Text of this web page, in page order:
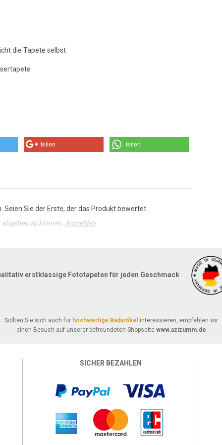
die Tapete selbst
teilen teilen
Sie der Erste, der das Produkt bewertet.
zu können. Anmelden
erstklassige Fototapeten für jeden Geschmack
Sollten Sie sich auch für hochwertige Badartikel interessieren, empfehlen wir
einen Besuch auf unserer befreundeten Shopseite www.azizumm.de
SICHER BEZAHLEN